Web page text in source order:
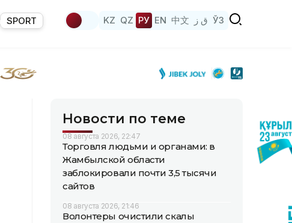
SPORT KZ QZ РУ EN 中文 ق ز ЎЗ
Новости по теме
08 августа 2026, 22:47
Торговля людьми и органами: в
Жамбылской области
заблокировали почти 3,5 тысячи
сайтов
08 августа 2026, 21:46
Волонтеры очистили скалы